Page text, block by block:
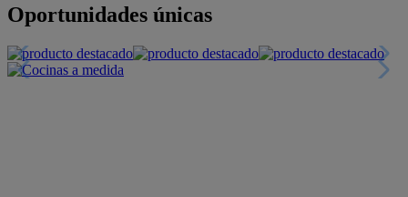
Oportunidades únicas